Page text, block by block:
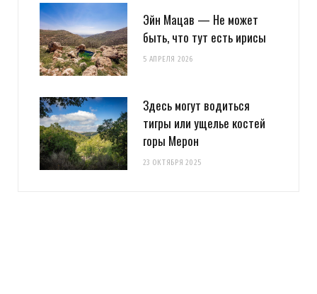
Эйн Мацав — Не может
быть, что тут есть ирисы
5 АПРЕЛЯ 2026
Здесь могут водиться
тигры или ущелье костей
горы Мерон
23 ОКТЯБРЯ 2025